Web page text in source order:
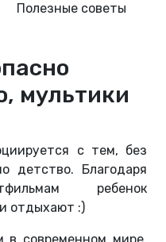
Полезные советы
мультики
с тем, без
детство. Благодаря
ребенок
отдыхают :)